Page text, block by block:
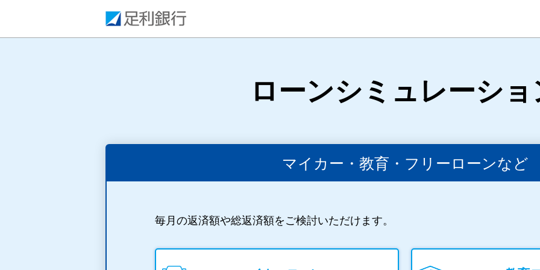
ローンシミュレーショ
マイカー・教育・フリーローンなど
毎月の返済額や総返済額をご検討いただけます。